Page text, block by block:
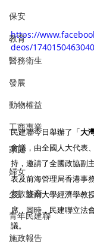
保安
教育
醫務衛生
發展
動物權益
工商專業
家庭
婦女
少數族裔
青年民建聯
施政報告
https://
deos/
民建聯今日舉辦了「大
會議，由全國人大代表
持，邀請了全國政協副
表及前海管理局香港事
授、暨南大學經濟學教
席，同時，民建聯立法
議。